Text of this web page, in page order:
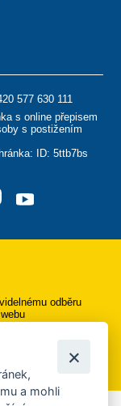
577 630 111
s online přepisem
s postižením
ID: 5ttb7bs
odběru
a mohli